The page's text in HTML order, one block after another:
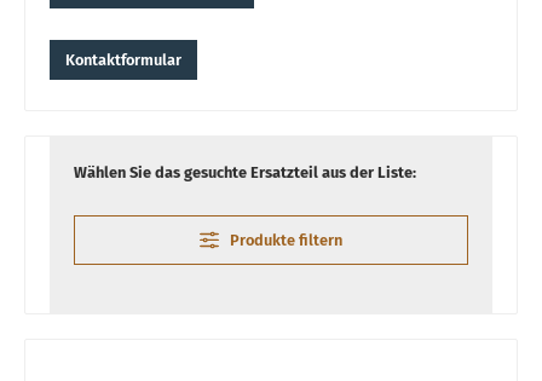
Kontaktformular
Wählen Sie das gesuchte Ersatzteil aus der Liste:
Produkte filtern